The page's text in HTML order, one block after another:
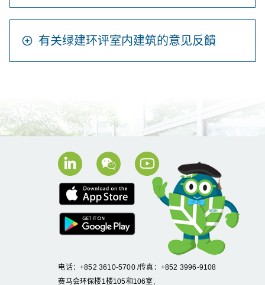
有关绿建环评室内建筑的意见反饋
电话：+852 3610-5700 /传真：+852 3996-9108
赛马会环保楼1楼105和106室,